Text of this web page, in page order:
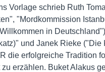
Vorlage schrieb Ruth
"Mordkommission
in
und Janek Rieke
die erfolgreiche Tradition
erzählen. Buket Alakus